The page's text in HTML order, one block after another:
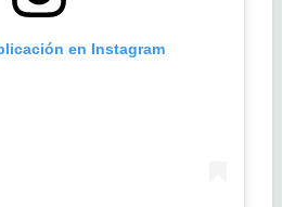
en Instagram